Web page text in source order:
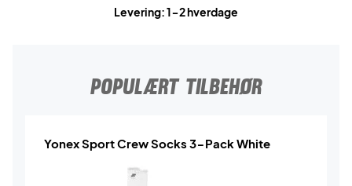
Levering: 1-2 hverdage
POPULÆRT TILBEHØR
Yonex Sport Crew Socks 3-Pack White